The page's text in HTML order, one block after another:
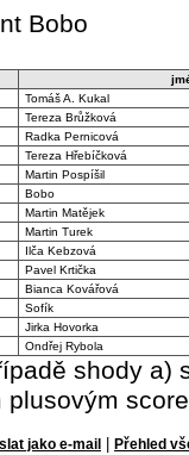
Bobo
Tomáš A. Kukal
Tereza Brůžková
Radka Pernicová
Tereza Hřebíčková
Martin Pospíšil
Bobo
Martin Matějek
Martin Turek
Ilča Kebzová
Pavel Krtička
Bianca Kovářová
Sofík
Jirka Hovorka
Ondřej Rybola
shody a)
plusovým
jako e-mail Přehled